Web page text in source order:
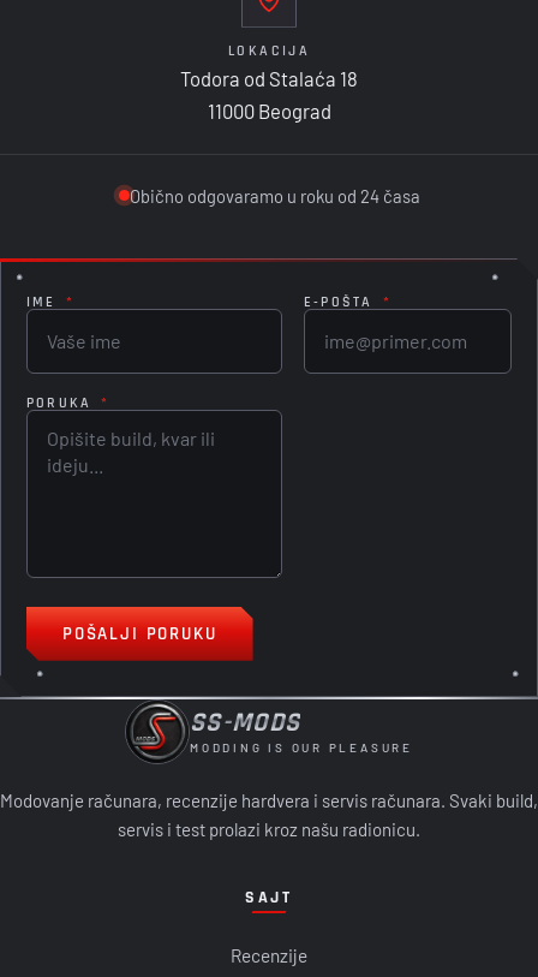
LOKACIJA
Todora od Stalaća 18
11000 Beograd
Obično odgovaramo u roku od 24 časa
IME * E-POŠTA *
PORUKA *
POŠALJI PORUKU
SS-MODS
MODDING IS OUR PLEASURE
Modovanje računara, recenzije hardvera i servis računara. Svaki build,
servis i test prolazi kroz našu radionicu.
SAJT
Recenzije